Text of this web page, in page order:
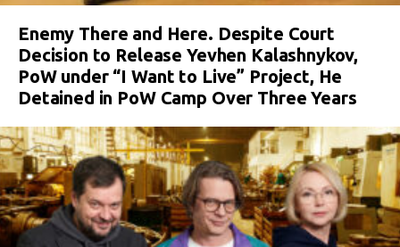
Enemy There and Here. Despite Court
Decision to Release Yevhen Kalashnykov,
PoW under “I Want to Live” Project, He
Detained in PoW Camp Over Three Years